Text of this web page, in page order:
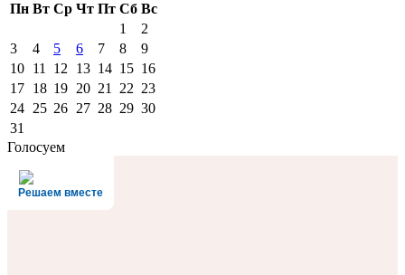
Пн Вт Ср Чт Пт Сб Вс
1
2
3
4 5 6 7 8
9
10 11 12 13 14 15 16
17 18 19 20 21 22 23
24 25 26 27 28 29 30
31
Голосуем
Решаем вместе